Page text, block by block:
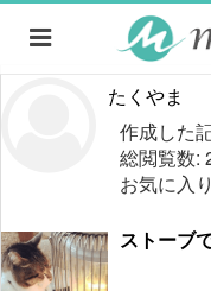
たくやま
作成した
総閲覧数:
お気に入
ストーブ